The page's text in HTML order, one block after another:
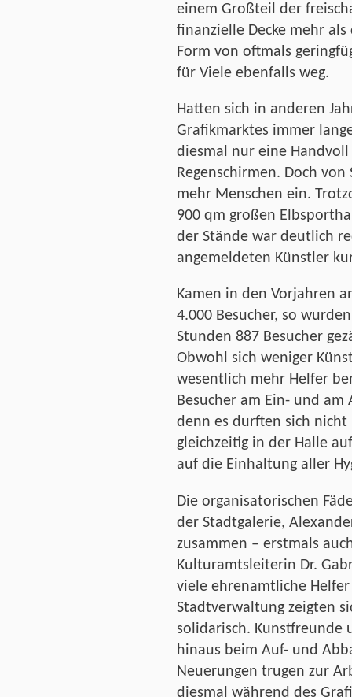
einem Großteil der
finanzielle Decke mehr
Form von oftmals
für Viele ebenfalls weg.
Hatten sich in anderen
Grafikmarktes immer
diesmal nur eine
Regenschirmen. Doch
mehr Menschen ein.
900 qm großen
der Stände war deutlich
angemeldeten Künstler
Kamen in den Vorjahren
4.000 Besucher, so
Stunden 887 Besucher
Obwohl sich weniger
wesentlich mehr Helfer
Besucher am Ein- und am
denn es durften sich nicht
gleichzeitig in der Halle
auf die Einhaltung aller
Die organisatorischen
der Stadtgalerie,
zusammen – erstmals
Kulturamtsleiterin Dr.
viele ehrenamtliche
Stadtverwaltung zeigten
solidarisch. Kunstfreunde
hinaus beim Auf- und
Neuerungen trugen zur
diesmal während des